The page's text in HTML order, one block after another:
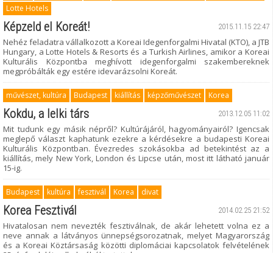
Lotte Hotels
2015.11.15 22:47
Képzeld el Koreát!
Nehéz feladatra vállalkozott a Koreai Idegenforgalmi Hivatal (KTO), a JTB
Hungary, a Lotte Hotels & Resorts és a Turkish Airlines, amikor a Koreai
Kulturális Központba meghívott idegenforgalmi szakembereknek
megpróbálták egy estére idevarázsolni Koreát.
művészet, kultúra Budapest kiállítás képzőművészet Korea
2013.12.05 11:02
Kokdu, a lelki társ
Mit tudunk egy másik népről? Kultúrájáról, hagyományairól? Igencsak
meglepő választ kaphatunk ezekre a kérdésekre a budapesti Koreai
Kulturális Központban. Évezredes szokásokba ad betekintést az a
kiállítás, mely New York, London és Lipcse után, most itt látható január
15-ig.
Budapest kultúra fesztivál Korea divat
2014.02.25 21:52
Korea Fesztivál
Hivatalosan nem nevezték fesztiválnak, de akár lehetett volna ez a
neve annak a látványos ünnepségsorozatnak, melyet Magyarország
és a Koreai Köztársaság közötti diplomáciai kapcsolatok felvételének